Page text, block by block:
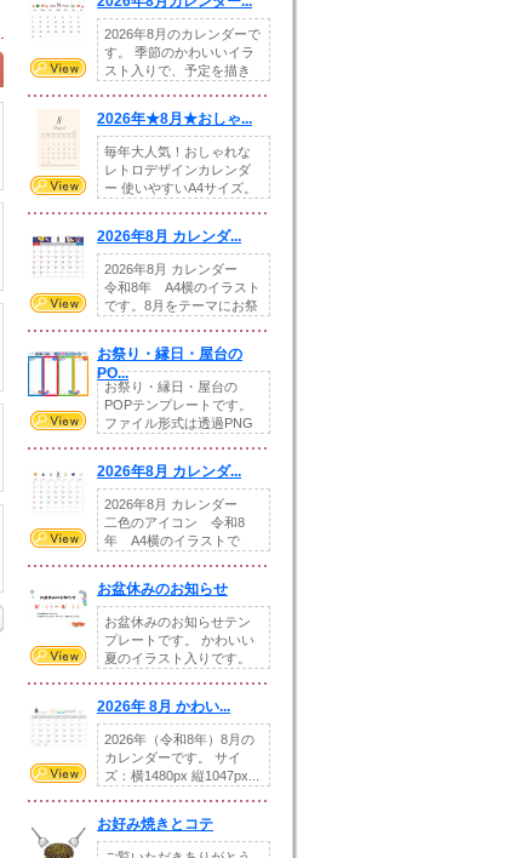
2026年8月のカレンダーで
す。 季節のかわいいイラ
スト入りで、予定を描き
2026年★8月★おしゃ...
毎年大人気！おしゃれな
レトロデザインカレンダ
ー 使いやすいA4サイズ。
2026年8月 カレンダ...
2026年8月 カレンダー
令和8年 A4横のイラスト
です。8月をテーマにお祭
お祭り・縁日・屋台の
PO...
お祭り・縁日・屋台の
POPテンプレートです。
ファイル形式は透過PNG
2026年8月 カレンダ...
2026年8月 カレンダー
二色のアイコン 令和8
年 A4横のイラストで
お盆休みのお知らせ
お盆休みのお知らせテン
プレートです。 かわいい
夏のイラスト入りです。
2026年 8月 かわい...
2026年（令和8年）8月の
カレンダーです。 サイ
ズ：横1480px 縦1047px...
お好み焼きとコテ